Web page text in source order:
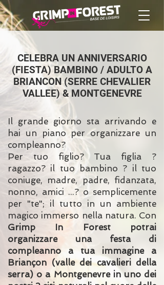
CELEBRA UN ANNIVERSARIO
(FIESTA) BAMBINO / ADULTO A
BRIANCON (SERRE CHEVALIER
VALLEE) & MONTGENEVRE
Il grande giorno sta arrivando e
hai un piano per organizzare un
compleanno?
Per tuo figlio? Tua figlia ?
ragazzo? il tuo bambino ? il tuo
coniuge, madre, padre, fidanzata,
nonno, amici ...? o semplicemente
per "te"; il tutto in un ambiente
magico immerso nella natura. Con
Grimp In Forest potrai
organizzare una festa di
compleanno a tua immagine a
Briançon (valle dei cavalieri della
serra) o a Montgenevre in uno dei